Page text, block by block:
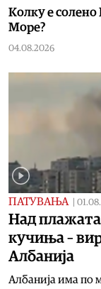
Колку е солено
Море?
04.08.2026
ПАТУВАЊА
Над плажата
кучиња –
Албанија
Албанија има по